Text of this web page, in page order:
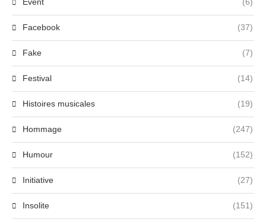
Facebook (37)
Fake (7)
Festival (14)
Histoires musicales (19)
Hommage (247)
Humour (152)
Initiative (27)
Insolite (151)